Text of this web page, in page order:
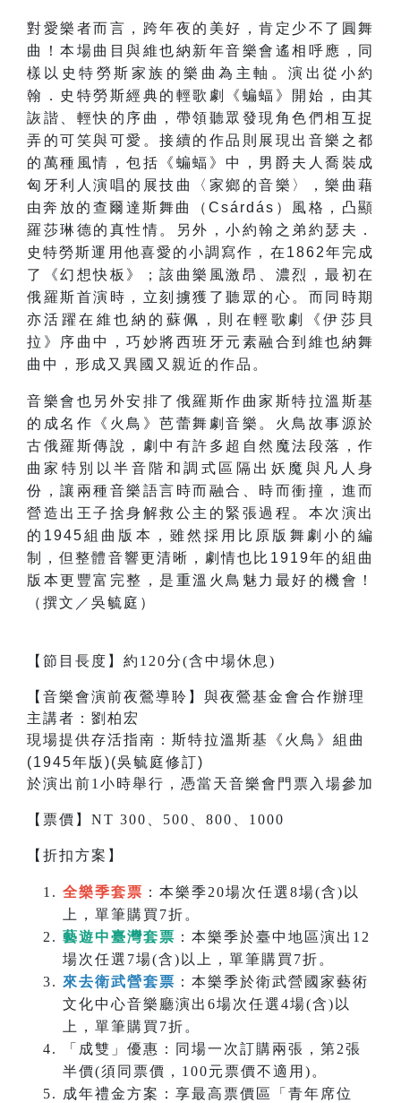
對愛樂者而言，跨年夜的美好，肯定少不了圓舞
曲！本場曲目與維也納新年音樂會遙相呼應，同
樣以史特勞斯家族的樂曲為主軸。演出從小約
翰．史特勞斯經典的輕歌劇《蝙蝠》開始，由其
詼諧、輕快的序曲，帶領聽眾發現角色們相互捉
弄的可笑與可愛。接續的作品則展現出音樂之都
的萬種風情，包括《蝙蝠》中，男爵夫人喬裝成
匈牙利人演唱的展技曲〈家鄉的音樂〉，樂曲藉
由奔放的查爾達斯舞曲（Csárdás）風格，凸顯
羅莎琳德的真性情。另外，小約翰之弟約瑟夫．
史特勞斯運用他喜愛的小調寫作，在1862年完成
了《幻想快板》；該曲樂風激昂、濃烈，最初在
俄羅斯首演時，立刻擄獲了聽眾的心。而同時期
亦活躍在維也納的蘇佩，則在輕歌劇《伊莎貝
拉》序曲中，巧妙將西班牙元素融合到維也納舞
曲中，形成又異國又親近的作品。
音樂會也另外安排了俄羅斯作曲家斯特拉溫斯基
的成名作《火鳥》芭蕾舞劇音樂。火鳥故事源於
古俄羅斯傳說，劇中有許多超自然魔法段落，作
曲家特別以半音階和調式區隔出妖魔與凡人身
份，讓兩種音樂語言時而融合、時而衝撞，進而
營造出王子捨身解救公主的緊張過程。本次演出
的1945組曲版本，雖然採用比原版舞劇小的編
制，但整體音響更清晰，劇情也比1919年的組曲
版本更豐富完整，是重溫火鳥魅力最好的機會！
（撰文／吳毓庭）
【節目長度】約120分(含中場休息)
【音樂會演前夜鶯導聆】與夜鶯基金會合作辦理
主講者：劉柏宏
現場提供存活指南： 斯特拉溫斯基 《 火鳥 》 組曲
(1945年版)(吳毓庭修訂)
於演出前1小時舉行，憑當天音樂會門票入場參加
【票價】NT 300、500、800、1000
【折扣方案】
全樂季套票 ：本樂季20場次任選8場(含)以
上，單筆購買7折。
藝遊中臺灣套票 ：本樂季於臺中地區演出12
場次任選7場(含)以上，單筆購買7折。
來去衛武營套票 ：本樂季於衛武營國家藝術
文化中心音樂廳演出6場次任選4場(含)以
上，單筆購買7折。
「成雙」優惠：同場一次訂購兩張，第2張
半價(須同票價，100元票價不適用)。
成年禮金方案：享最高票價區「青年席位